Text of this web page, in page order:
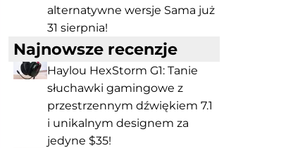
alternatywne wersje Sama już
31 sierpnia!
Najnowsze recenzje
Haylou HexStorm G1: Tanie
słuchawki gamingowe z
przestrzennym dźwiękiem 7.1
i unikalnym designem za
jedyne $35!